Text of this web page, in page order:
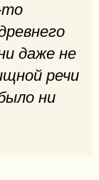
то
даже не
речи
ни